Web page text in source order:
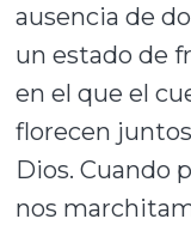
ausencia de
un estado de
en el que el
florecen
Dios. Cuando
nos